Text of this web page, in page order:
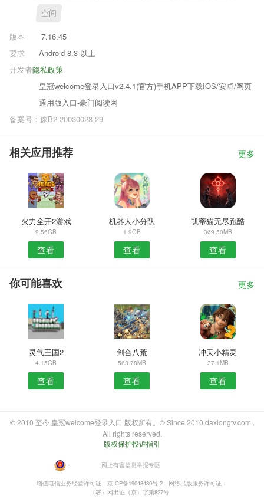
空间
版本
7.16.45
要求
Android 8.3 以上
隐私政策
开发者
皇冠welcome登录入口v2.4.1(官方)手机APP下载IOS/安卓/网页
通用版入口-豪门阅读网
备案号：豫B2-20030028-29
相关应用推荐 更多
火力全开2游戏
9.56GB
查看
机器人小分队
1.9GB
查看
凯蒂猫无尽跑酷
369.50MB
查看
你可能喜欢 更多
灵气王国2
4.15GB
查看
剑合八荒
563.78MB
查看
冲天小精灵
37.1MB
查看
© 2010 至今 皇冠welcome登录入口 版权所有。© Since 2010 daxiongtv.com .
All rights reserved.
版权保护投诉指引
・ 网上有害信息举报专区
增值电信业务经营许可证：京ICP备19043480号-2
网络出版服务许可证：
（署）网出证（京）字第827号